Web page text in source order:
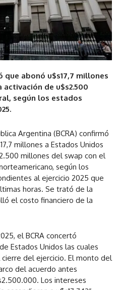
que abonó u$s17,7 millones
activación de u$s2.500
según los estados
Argentina (BCRA) confirmó
millones a Estados Unidos
millones del swap con el
según los
al ejercicio 2025 que
horas. Se trató de la
el costo financiero de la
el BCRA concertó
Estados Unidos las cuales
del ejercicio. El monto del
del acuerdo antes
Los intereses